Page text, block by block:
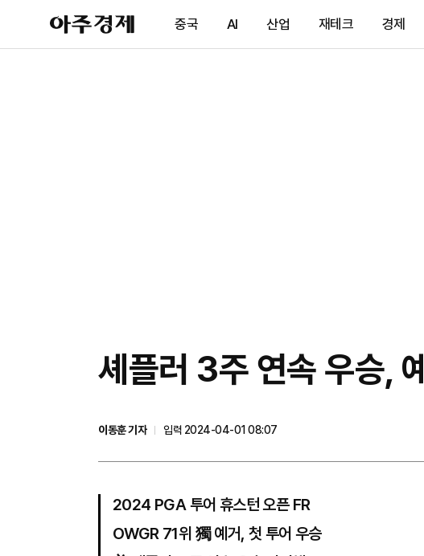
아
주
제
중국 AI 산업 재테크 경제
셰플러 3주 연속 우승,
이동훈 기자
입력 2024-04-01 08:07
2024 PGA 투어 휴스턴 오픈 FR
OWGR 71위 獨 예거, 첫 투어 우승